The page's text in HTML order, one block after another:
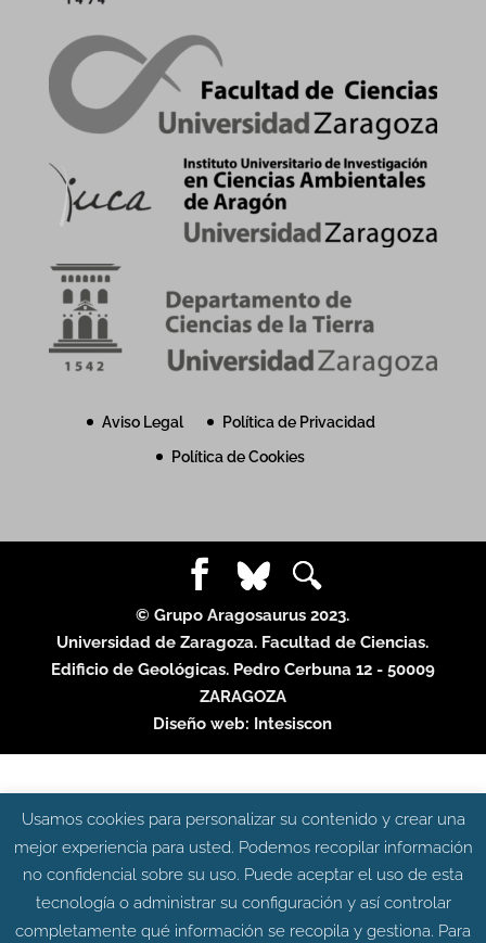
Aviso Legal
Política de Privacidad
Política de Cookies
© Grupo Aragosaurus 2023.
Universidad de Zaragoza. Facultad de Ciencias.
Edificio de Geológicas. Pedro Cerbuna 12 - 50009
ZARAGOZA
Diseño web: Intesiscon
Usamos cookies para personalizar su contenido y crear una
mejor experiencia para usted. Podemos recopilar información
no confidencial sobre su uso. Puede aceptar el uso de esta
tecnología o administrar su configuración y así controlar
completamente qué información se recopila y gestiona. Para